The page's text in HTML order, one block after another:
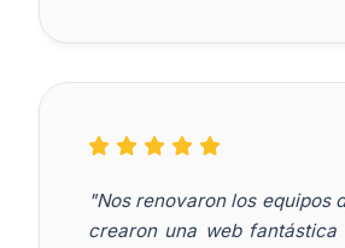
"Nos renovaron los equipos
crearon una web fantástica